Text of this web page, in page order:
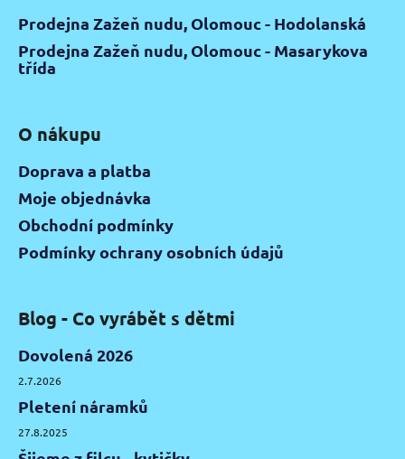
Prodejna Zažeň nudu, Olomouc - Hodolanská
Prodejna Zažeň nudu, Olomouc - Masarykova
třída
O nákupu
Doprava a platba
Moje objednávka
Obchodní podmínky
Podmínky ochrany osobních údajů
Blog - Co vyrábět s dětmi
Dovolená 2026
2.7.2026
Pletení náramků
27.8.2025